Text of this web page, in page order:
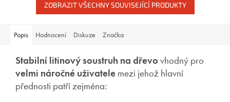
ZOBRAZIT VŠECHNY SOUVISEJÍCÍ PRODUKTY
Popis Hodnocení Diskuze Značka
Stabilní litinový soustruh na dřevo vhodný pro
velmi náročné uživatele mezi jehož hlavní
přednosti patří zejména: